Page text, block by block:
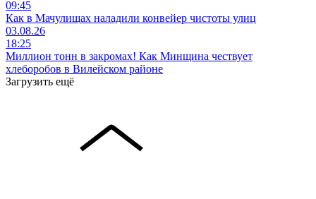
09:45
Как в Мачулищах наладили конвейер чистоты улиц
03.08.26
18:25
Миллион тонн в закромах! Как Минщина чествует
хлеборобов в Вилейском районе
Загрузить ещё